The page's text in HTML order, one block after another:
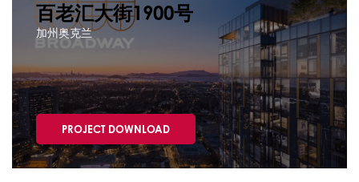
百老汇大街1900号
加州奥克兰
PROJECT DOWNLOAD